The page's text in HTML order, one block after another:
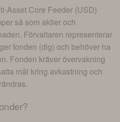
Asset Core Feeder (USD)
så som aktier och
Förvaltaren representerar
fonden (dig) och behöver ha
Fonden kräver övervakning
mål kring avkastning och
?